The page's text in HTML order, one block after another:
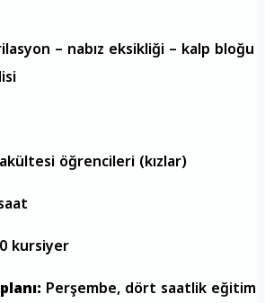
– nabız eksikliği – kalp bloğu
öğrencileri (kızlar)
kursiyer
Perşembe, dört saatlik eğitim